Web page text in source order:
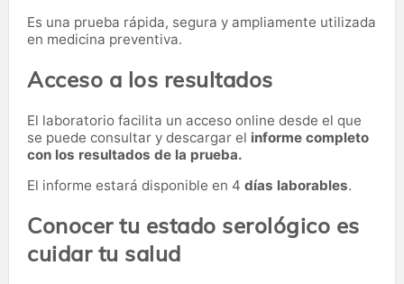
Es una prueba rápida, segura y ampliamente utilizada
en medicina preventiva.
Acceso a los resultados
El laboratorio facilita un acceso online desde el que
se puede consultar y descargar el informe completo
con los resultados de la prueba.
El informe estará disponible en 4 días laborables.
Conocer tu estado serológico es
cuidar tu salud